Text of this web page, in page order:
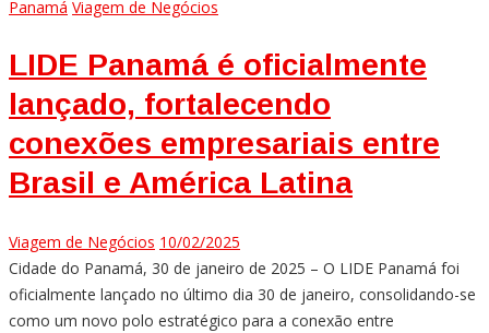
Panamá Viagem de Negócios
LIDE Panamá é oficialmente
lançado, fortalecendo
conexões empresariais entre
Brasil e América Latina
Viagem de Negócios 10/02/2025
Cidade do Panamá, 30 de janeiro de 2025 – O LIDE Panamá foi
oficialmente lançado no último dia 30 de janeiro, consolidando-se
como um novo polo estratégico para a conexão entre